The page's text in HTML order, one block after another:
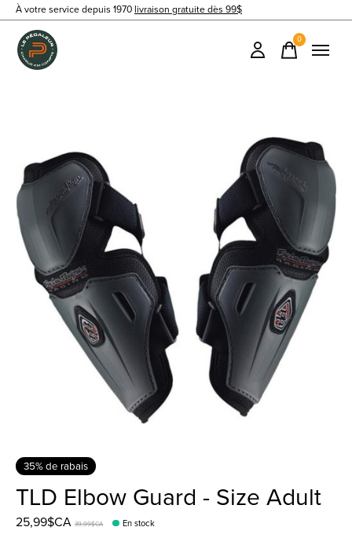
À votre service depuis 1970 livraison gratuite dès 99$
0items
35% de rabais
TLD Elbow Guard - Size Adult
25,99$CA 39,99$CA En stock